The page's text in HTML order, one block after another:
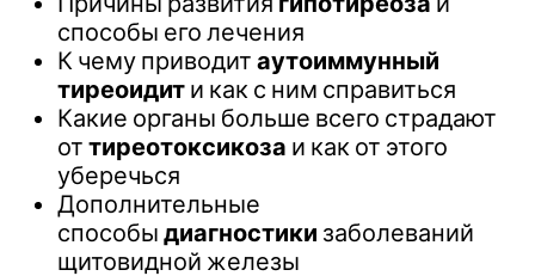
способы его лечения
К чему приводит аутоиммунный
тиреоидит и как с ним справиться
Какие органы больше всего страдают
от тиреотоксикоза и как от этого
уберечься
Дополнительные
способы диагностики заболеваний
щитовидной железы